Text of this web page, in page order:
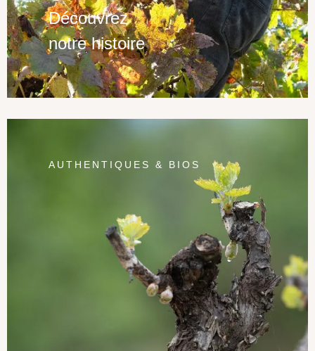
Découvrez
notre histoire
AUTHENTIQUES & BIOS